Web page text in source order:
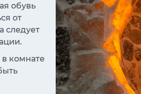
обувь
от
следует
комнате